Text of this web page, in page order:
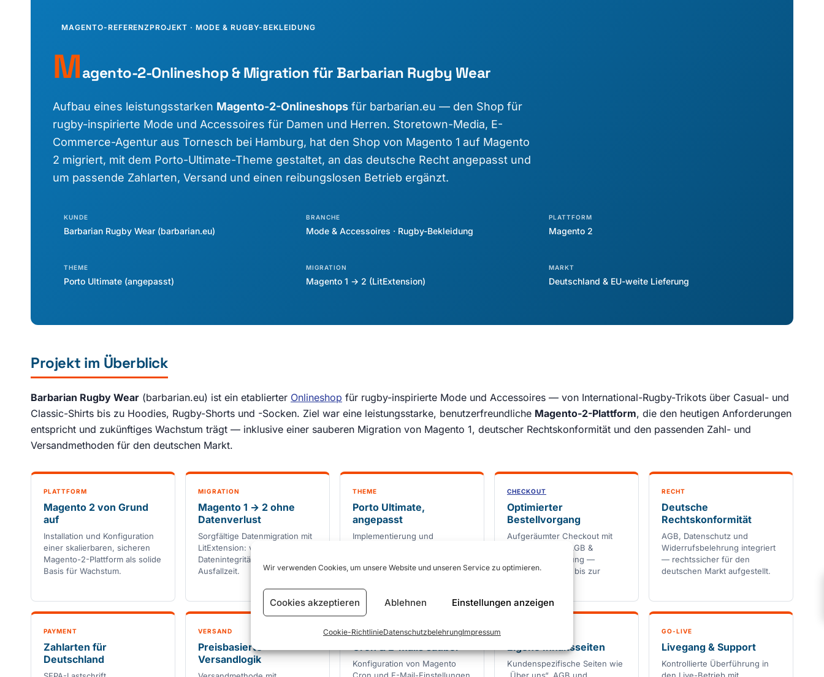
Wir verwenden Cookies, um unsere Website und unseren Service zu optimieren.
Cookies akzeptieren Ablehnen Einstellungen anzeigen
Cookie-RichtlinieDatenschutzbelehrungImpressum
MAGENTO-REFERENZPROJEKT · MODE & RUGBY-BEKLEIDUNG
Magento-2-Onlineshop & Migration für Barbarian Rugby Wear
Aufbau eines leistungsstarken Magento-2-Onlineshops für barbarian.eu — den Shop für
rugby-inspirierte Mode und Accessoires für Damen und Herren. Storetown-Media, E-
Commerce-Agentur aus Tornesch bei Hamburg, hat den Shop von Magento 1 auf Magento
2 migriert, mit dem Porto-Ultimate-Theme gestaltet, an das deutsche Recht angepasst und
um passende Zahlarten, Versand und einen reibungslosen Betrieb ergänzt.
KUNDE
Barbarian Rugby Wear (barbarian.eu)
BRANCHE
Mode & Accessoires · Rugby-Bekleidung
PLATTFORM
Magento 2
THEME
Porto Ultimate (angepasst)
MIGRATION
Magento 1 → 2 (LitExtension)
MARKT
Deutschland & EU-weite Lieferung
Projekt im Überblick
Barbarian Rugby Wear (barbarian.eu) ist ein etablierter Onlineshop für rugby-inspirierte Mode und Accessoires — von International-Rugby-Trikots über Casual- und
Classic-Shirts bis zu Hoodies, Rugby-Shorts und -Socken. Ziel war eine leistungsstarke, benutzerfreundliche Magento-2-Plattform, die den heutigen Anforderungen
entspricht und zukünftiges Wachstum trägt — inklusive einer sauberen Migration von Magento 1, deutscher Rechtskonformität und den passenden Zahl- und
Versandmethoden für den deutschen Markt.
PLATTFORM
Magento 2 von Grund
auf
Installation und Konfiguration
einer skalierbaren, sicheren
Magento-2-Plattform als solide
Basis für Wachstum.
MIGRATION
Magento 1 → 2 ohne
Datenverlust
Sorgfältige Datenmigration mit
LitExtension: volle
Datenintegrität bei minimaler
Ausfallzeit.
THEME
Porto Ultimate,
angepasst
Implementierung und
ansprechendes Erlebnis auf
CHECKOUT
Optimierter
Bestellvorgang
Aufgeräumter Checkout mit
eingebundener AGB &
Widerrufsbelehrung —
weniger Reibung bis zur
RECHT
Deutsche
Rechtskonformität
AGB, Datenschutz und
Widerrufsbelehrung integriert
— rechtssicher für den
deutschen Markt aufgestellt.
PAYMENT
Zahlarten für
Deutschland
VERSAND
Preisbasierte
Versandlogik
BETRIEB
Cron & E-Mails sauber
Konfiguration von Magento
Eigene Inhaltsseiten
Kundenspezifische Seiten wie
GO-LIVE
Livegang & Support
Kontrollierte Überführung in